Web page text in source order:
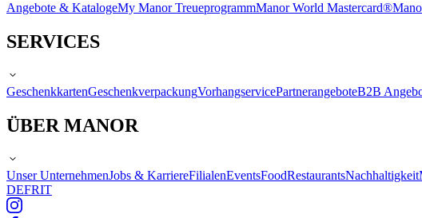
Angebote & KatalogeMy Manor TreueprogrammManor World Mastercard®
SERVICES
GeschenkkartenGeschenkverpackungVorhangservicePartnerangeboteB2B
ÜBER MANOR
Unser UnternehmenJobs & KarriereFilialenEventsFoodRestaurantsNachhaltigkeit
DEFRIT